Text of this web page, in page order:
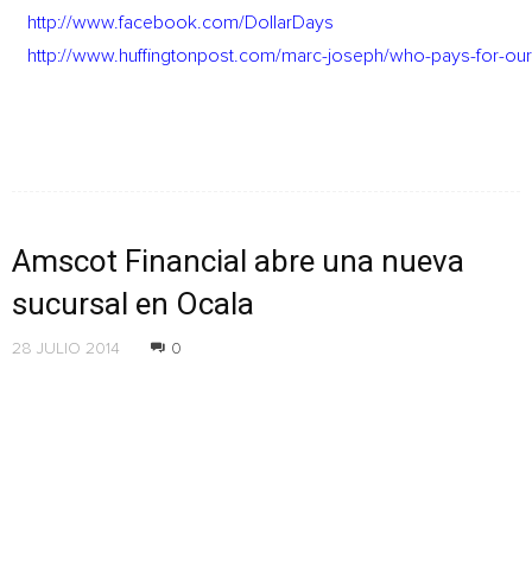
http://www.facebook.com/DollarDays
http://www.huffingtonpost.com/marc-joseph/who-pays-for-
Amscot Financial abre una nueva
sucursal en Ocala
28 JULIO 2014 0